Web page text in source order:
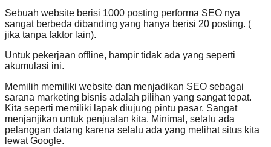
Sebuah website berisi 1000 posting performa SEO nya
sangat berbeda dibanding yang hanya berisi 20 posting. (
jika tanpa faktor lain).
Untuk pekerjaan offline, hampir tidak ada yang seperti
akumulasi ini.
Memilih memiliki website dan menjadikan SEO sebagai
sarana marketing bisnis adalah pilihan yang sangat tepat.
Kita seperti memiliki lapak diujung pintu pasar. Sangat
menjanjikan untuk penjualan kita. Minimal, selalu ada
pelanggan datang karena selalu ada yang melihat situs kita
lewat Google.